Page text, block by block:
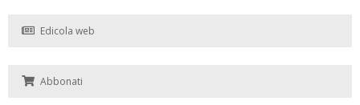
Edicola web
Abbonati